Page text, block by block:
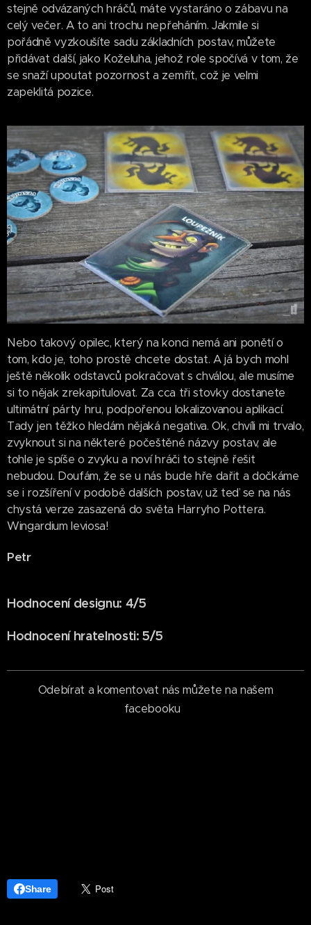
stejně odvázaných hráčů, máte vystaráno o zábavu na
celý večer. A to ani trochu nepřeháním. Jakmile si
pořádně vyzkoušíte sadu základních postav, můžete
přidávat další, jako Koželuha, jehož role spočívá v tom, že
se snaží upoutat pozornost a zemřít, což je velmi
zapeklitá pozice.
Nebo takový opilec, který na konci nemá ani ponětí o
tom, kdo je, toho prostě chcete dostat. A já bych mohl
ještě několik odstavců pokračovat s chválou, ale musíme
si to nějak zrekapitulovat. Za cca tři stovky dostanete
ultimátní párty hru, podpořenou lokalizovanou aplikací.
Tady jen těžko hledám nějaká negativa. Ok, chvíli mi trvalo,
zvyknout si na některé počeštěné názvy postav, ale
tohle je spíše o zvyku a noví hráči to stejně řešit
nebudou. Doufám, že se u nás bude hře dařit a dočkáme
se i rozšíření v podobě dalších postav, už teď se na nás
chystá verze zasazená do světa Harryho Pottera.
Wingardium leviosa!
Petr
Hodnocení designu: 4/5
Hodnocení hratelnosti: 5/5
Odebírat a komentovat nás můžete na našem
facebooku
Share